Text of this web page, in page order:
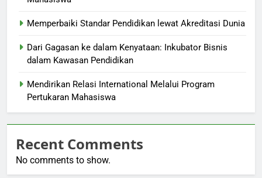
Memperbaiki Standar Pendidikan lewat Akreditasi Dunia
Dari Gagasan ke dalam Kenyataan: Inkubator Bisnis
dalam Kawasan Pendidikan
Mendirikan Relasi International Melalui Program
Pertukaran Mahasiswa
Recent Comments
No comments to show.